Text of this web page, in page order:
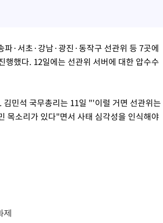
파·서초·강남·광진·동작구 선관위 등 7곳에
행했다. 12일에는 선관위 서버에 대한 압수수
민석 국무총리는 11일 "'이럴 거면 선관위는
목소리가 있다"면서 사태 심각성을 인식해야